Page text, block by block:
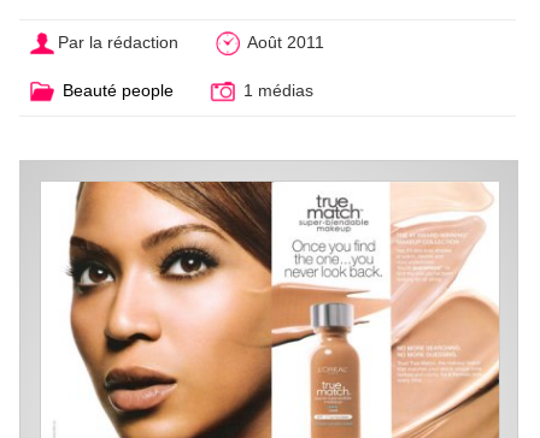
Par la rédaction Août 2011
Beauté people 1 médias